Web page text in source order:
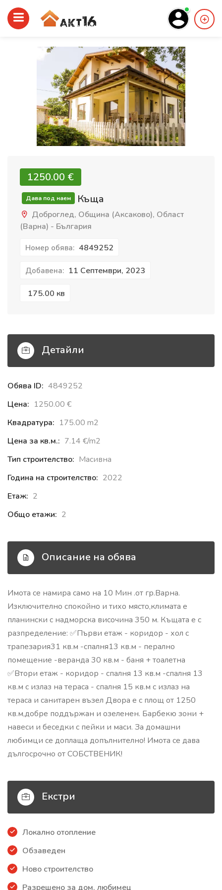
1250.00 €‎
Дава под наем Къща
Доброглед, Община (Аксаково), Област
(Варна) - България
Номер обява: 4849252
Добавена: 11 Септември, 2023
175.00 кв
Детайли
Обява ID: 4849252
Цена: 1250.00 €‎
Квадратура: 175.00 m2
Цена за кв.м.: 7.14 €‎/m2
Тип строителство: Масивна
Година на строителство: 2022
Етаж: 2
Общо етажи: 2
Описание на обява
Имота се намира само на 10 Мин .от гр.Варна.
Изключително спокойно и тихо място,климата е
планински с надморска височина 350 м. Къщата е с
разпределение: ✅Първи етаж - коридор - хол с
трапезария31 кв.м -спалня13 кв.м - перално
помещение -веранда 30 кв.м - баня + тоалетна
✅Втори етаж - коридор - спалня 13 кв.м -спалня 13
кв.м с излаз на тераса - спалня 15 кв.м с излаз на
тераса и санитарен възел Двора е с площ от 1250
кв.м,добре поддържан и озеленен. Барбекю зони +
навеси и беседки с пейки и маси. За домашни
любимци се доплаща допълнително! Имота се дава
дългосрочно от СОБСТВЕНИК!
Екстри
Локално отопление
Обзаведен
Ново строителство
Разрешено за дом. любимец